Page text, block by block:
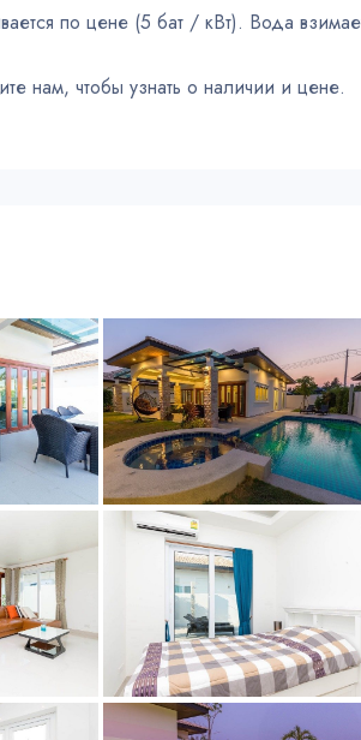
по цене (5 бат / кВт). Вода
нам, чтобы узнать о наличии и цене.